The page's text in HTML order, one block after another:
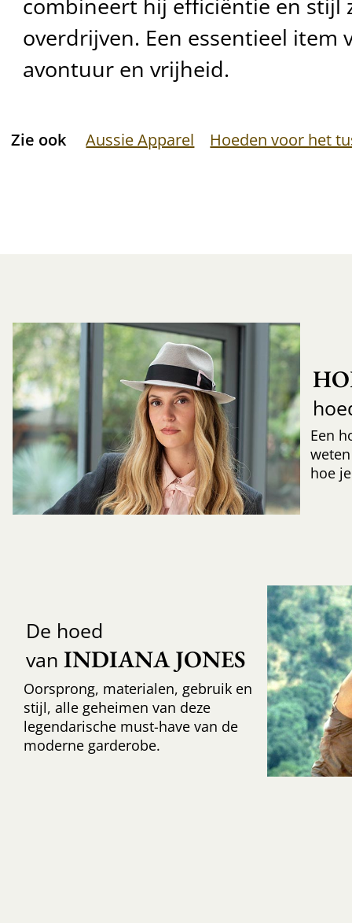
combineert hij efficiëntie en stijl
overdrijven. Een essentieel item
avontuur en vrijheid.
Zie ook Aussie Apparel Hoeden voor het
Een
hoe
De hoed
van INDIANA JONES
Oorsprong, materialen, gebruik en
stijl, alle geheimen van deze
legendarische must-have van de
moderne garderobe.